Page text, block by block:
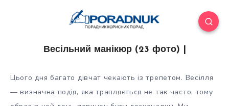
Весільний манікюр (23 фото) |
Цього дня багато дівчат чекають із трепетом. Весілля
— визначна подія, яка трапляється не так часто, тому